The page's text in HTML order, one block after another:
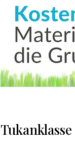
Tukanklasse